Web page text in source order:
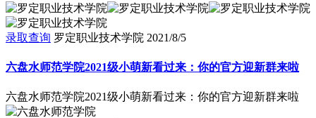
录取查询 罗定职业技术学院 2021/8/5
六盘水师范学院2021级小萌新看过来：你的官方迎新群来啦
六盘水师范学院2021级小萌新看过来：你的官方迎新群来啦